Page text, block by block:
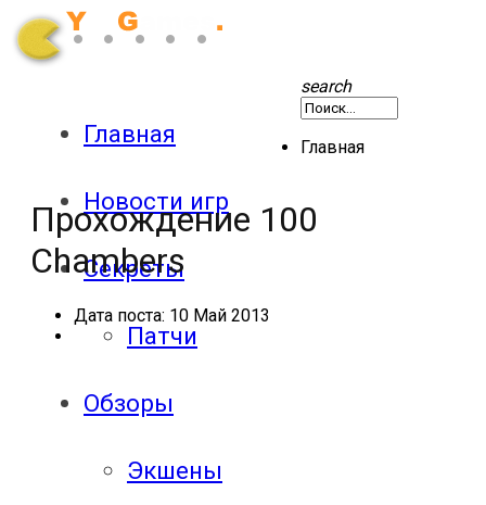
Главная
Новости игр
Секреты
Патчи
Обзоры
Экшены
search
Главная
Прохождение 100
Chambers
Дата поста: 10 Май 2013